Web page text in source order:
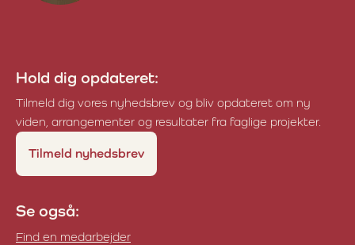
Hold dig opdateret:
Tilmeld dig vores nyhedsbrev og bliv opdateret om ny
viden, arrangementer og resultater fra faglige projekter.
Tilmeld nyhedsbrev
Se også:
Find en medarbejder